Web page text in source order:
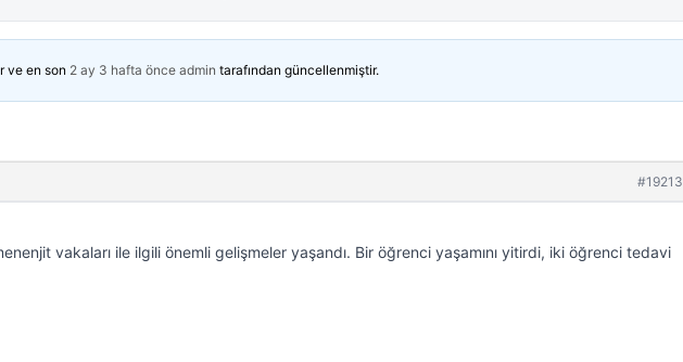
ve en son 2 ay 3 hafta önce admin tarafından güncellenmiştir.
#19213
vakaları ile ilgili önemli gelişmeler yaşandı. Bir öğrenci yaşamını yitirdi, iki öğrenci tedavi